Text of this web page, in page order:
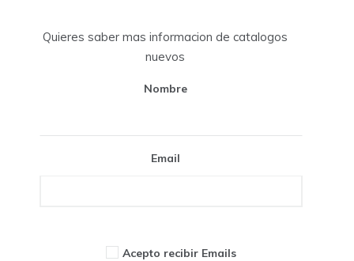
Quieres saber mas informacion de catalogos
nuevos
Nombre
Email
Acepto recibir Emails